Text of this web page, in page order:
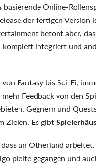
basierende Online-
der fertigen Version
betont aber,
integriert und
Fantasy bis Sci-Fi,
Feedback von den
Gegnern und
Zielen. Es gibt
an Otherland
pleite gegangen und